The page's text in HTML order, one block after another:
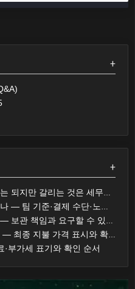
+
+
유흥주점에서 법인카드 — 결제는 되지만 갈리는 것은 세무와 사규다
골프장 캐디피는 어떻게 정해지나 — 팀 기준·결제 수단·노캐디 선택
가게에서 물건을 잃어버렸다면 — 보관 책임과 요구할 수 있는 것
봉사료 별도라는 말을 들었다면 — 최종 지불 가격 표시와 확인 순서
부가세 표기와 확인 순서